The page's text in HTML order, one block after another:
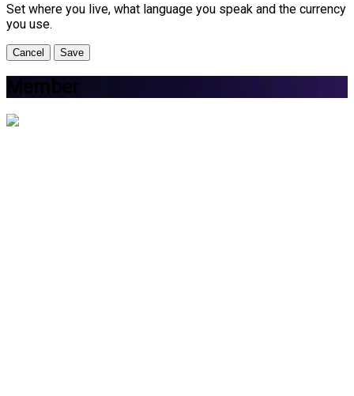
Set where you live, what language you speak and the currency
you use.
Cancel Save
Member